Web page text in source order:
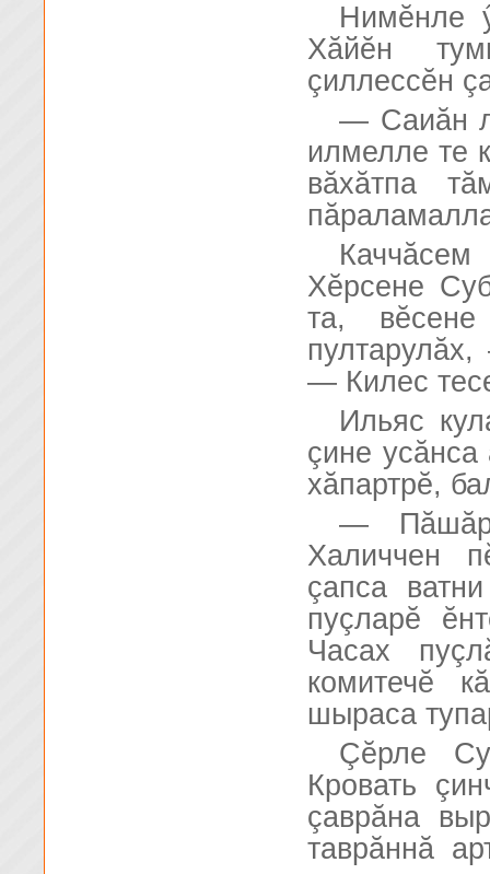
Нимĕнле
Хăйĕн
çиллессĕн
— Саиăн
илмелле те
вăхăтпа
Хĕрсене
та,
— Килес
Ильяс
çине
хăпартрĕ,
—
Халиччен
çапса
пуçларĕ
Часах
комитечĕ
шыраса
Çĕрле
Кровать
çаврăна
таврăннă